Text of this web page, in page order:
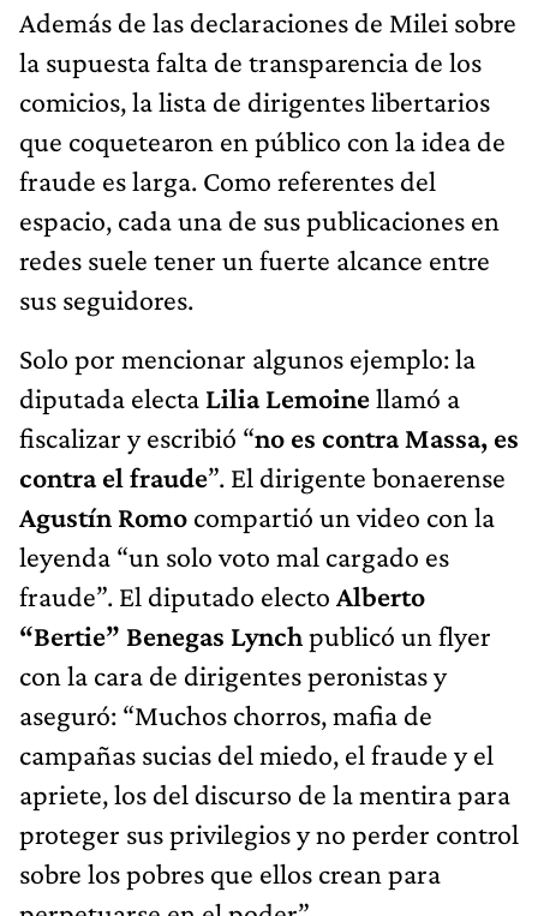
Además de las declaraciones de Milei sobre
la supuesta falta de transparencia de los
comicios, la lista de dirigentes libertarios
que coquetearon en público con la idea de
fraude es larga. Como referentes del
espacio, cada una de sus publicaciones en
redes suele tener un fuerte alcance entre
sus seguidores.
Solo por mencionar algunos ejemplo: la
diputada electa Lilia Lemoinellamó a
fiscalizar y escribió “no es contra Massa, es
contra el fraude”. El dirigente bonaerense
Agustín Romo compartió un video con la
leyenda “un solo voto mal cargado es
fraude”. El diputado electo Alberto
“Bertie” Benegas Lynchpublicó un flyer
con la cara de dirigentes peronistas y
aseguró: “Muchos chorros, mafia de
campañas sucias del miedo, el fraude y el
apriete, los del discurso de la mentira para
proteger sus privilegios y no perder control
sobre los pobres que ellos crean para